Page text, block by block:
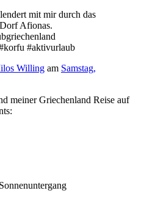
mit mir durch das
Afionas.
#aktivurlaub
Willing am Samstag,
meiner Griechenland Reise auf